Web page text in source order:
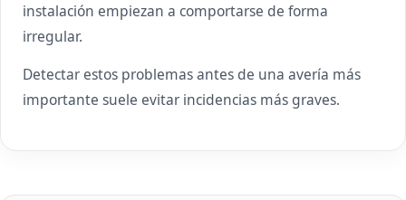
instalación empiezan a comportarse de forma
irregular.
Detectar estos problemas antes de una avería más
importante suele evitar incidencias más graves.